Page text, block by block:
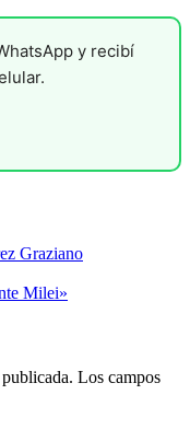
y recibí
Graziano
Milei»
Los campos